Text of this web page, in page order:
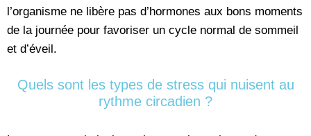
l’organisme ne libère pas d’hormones aux bons moments
de la journée pour favoriser un cycle normal de sommeil
et d’éveil.
Quels sont les types de stress qui nuisent au
rythme circadien ?